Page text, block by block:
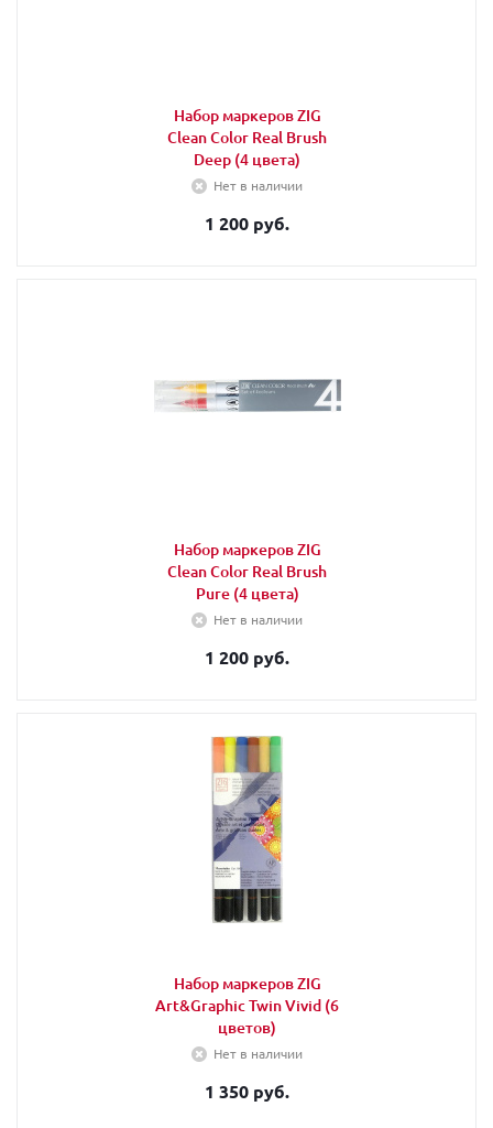
Набор маркеров ZIG
Clean Color Real Brush
Deep (4 цвета)
Нет в наличии
1 200 руб.
Набор маркеров ZIG
Clean Color Real Brush
Pure (4 цвета)
Нет в наличии
1 200 руб.
Набор маркеров ZIG
Art&Graphic Twin Vivid (6
цветов)
Нет в наличии
1 350 руб.